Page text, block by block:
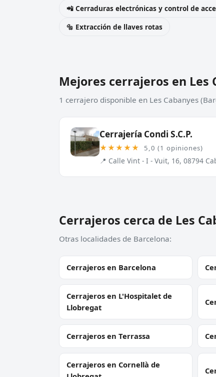
📲 Cerraduras electrónicas y control de
🔩 Extracción de llaves rotas
Mejores cerrajeros en Les
1 cerrajero disponible en Les Cabanyes
Cerrajería Condi S.C.P.
★★★★★ 5,0 (1 opiniones)
📍 Calle Vint - I - Vuit, 16, 08794
Cerrajeros cerca de Les
Otras localidades de Barcelona:
Cerrajeros en Barcelona
Cerrajeros en L'Hospitalet de
Llobregat
Cerrajeros en Terrassa
Cerrajeros en Cornellà de